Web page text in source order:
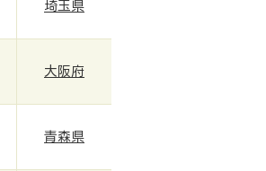
埼玉県
大阪府
青森県